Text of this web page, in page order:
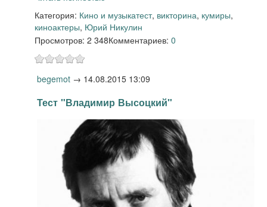
Категория: Кино и музыкатест, викторина, кумиры,
киноактеры, Юрий Никулин
Просмотров: 2 348Комментариев: 0
begemot → 14.08.2015 13:09
Тест "Владимир Высоцкий"